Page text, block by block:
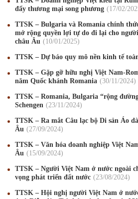
đẩy thương mại song phương
17/02/
TTSK – Bulgaria và Romania chính
mở rộng quyền lợi tự do đi lại cho
châu Âu
10/01/2025
TTSK – Dự báo quy mô nền kinh tế
TTSK – Gặp gỡ hữu nghị Việt Nam-
năm Quốc khánh Romania
30/11/2024
TTSK – Romania, Bulgaria “rộng
Schengen
23/11/2024
TTSK – Ra mắt Câu lạc bộ Di sản Áo
Âu
27/09/2024
TTSK – Văn hóa doanh nghiệp Việt
Âu
15/09/2024
TTSK – Người Việt Nam ở nước ngoài
vọng phát triển đất nước
23/08/2024
TTSK – Hội nghị người Việt Nam ở
Mừng Xuân Canh Tý 2020 22/01/2020
Mừng Xuân Kỷ Hợi 2019
Chúc mừng Giáng sinh và Năm mới 2019
Mừng Xuân Bính Ngọ 2026 15/02/2026
Chúc mừng Giáng sinh và Năm mới 2026